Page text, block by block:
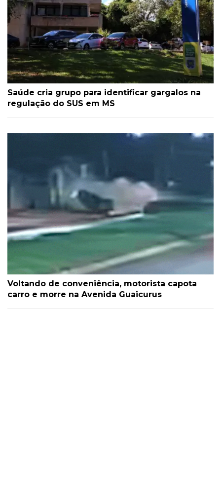
Saúde cria grupo para identificar gargalos na
regulação do SUS em MS
Voltando de conveniência, motorista capota
carro e morre na Avenida Guaicurus